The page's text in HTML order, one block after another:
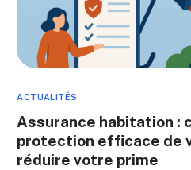
ACTUALITÉS
Assurance habitation :
protection efficace de
réduire votre prime